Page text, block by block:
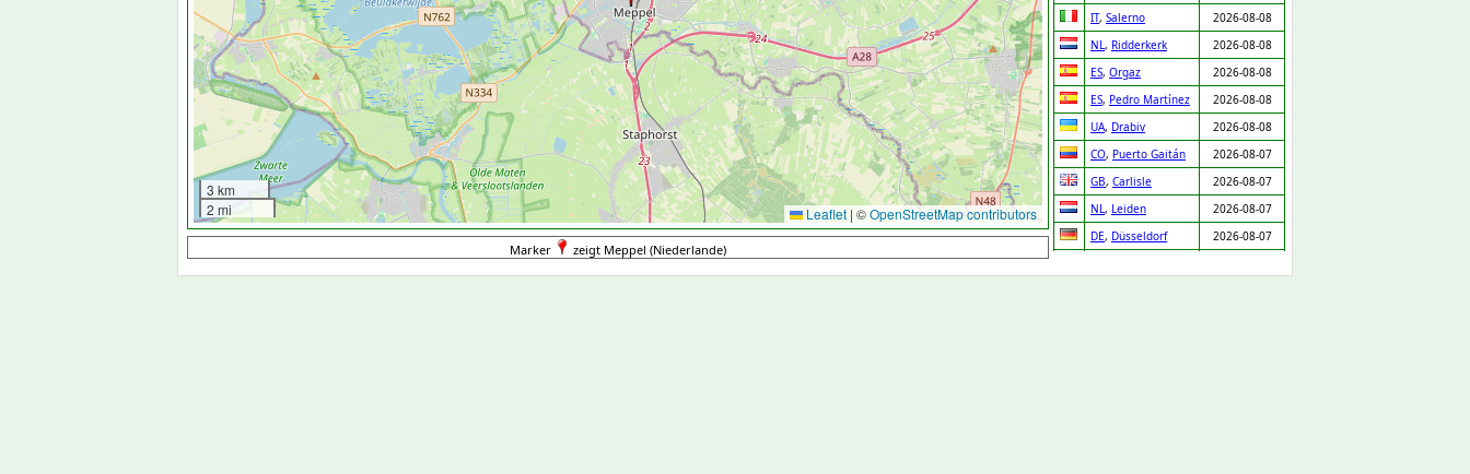
3 km
2 mi
Leaflet | ©OpenStreetMap contributors
IT, Salerno
2026-08-08
NL, Ridderkerk
2026-08-08
ES, Orgaz
2026-08-08
ES, Pedro Martínez
2026-08-08
UA, Drabiv
2026-08-08
CO, Puerto Gaitán
2026-08-07
GB, Carlisle
2026-08-07
NL, Leiden
2026-08-07
DE, Düsseldorf
2026-08-07
Marker zeigt Meppel (Niederlande)